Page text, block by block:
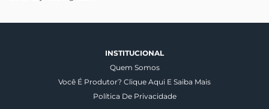
INSTITUCIONAL
Quem Somos
Você É Produtor? Clique Aqui E Saiba Mais
Política De Privacidade